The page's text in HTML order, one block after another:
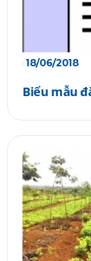
18/06/2018
Biểu mẫu